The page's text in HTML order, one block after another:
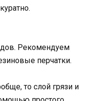
Рекомендуем
перчатки.
то слой грязи и